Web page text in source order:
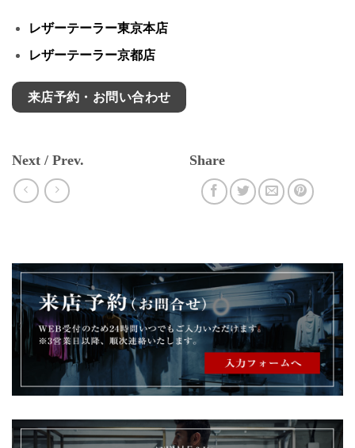
レザーテーラー東京本店
レザーテーラー京都店
来店予約・お問い合わせ
Next / Prev. Share